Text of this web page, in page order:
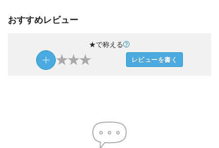
おすすめレビュー
★で称える
★★★ レビューを書く